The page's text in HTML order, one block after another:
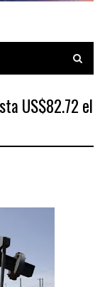
US$82.72 el